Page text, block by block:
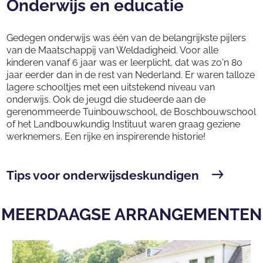
Onderwijs en educatie
Gedegen onderwijs was één van de belangrijkste pijlers
van de Maatschappij van Weldadigheid. Voor alle
kinderen vanaf 6 jaar was er leerplicht, dat was zo'n 80
jaar eerder dan in de rest van Nederland. Er waren talloze
lagere schooltjes met een uitstekend niveau van
onderwijs. Ook de jeugd die studeerde aan de
gerenommeerde Tuinbouwschool, de Boschbouwschool
of het Landbouwkundig Instituut waren graag geziene
werknemers. Een rijke en inspirerende historie!
Tips voor onderwijsdeskundigen
MEERDAAGSE ARRANGEMENTEN
K